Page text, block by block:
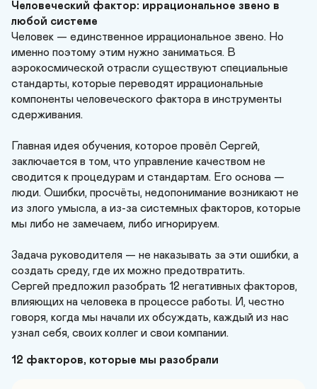
Человеческий фактор: иррациональное звено в
любой системе
Человек — единственное иррациональное звено. Но
именно поэтому этим нужно заниматься. В
аэрокосмической отрасли существуют специальные
стандарты, которые переводят иррациональные
компоненты человеческого фактора в инструменты
сдерживания.
Главная идея обучения, которое провёл Сергей,
заключается в том, что управление качеством не
сводится к процедурам и стандартам. Его основа —
люди. Ошибки, просчёты, недопонимание возникают не
из злого умысла, а из-за системных факторов, которые
мы либо не замечаем, либо игнорируем.
Задача руководителя — не наказывать за эти ошибки, а
создать среду, где их можно предотвратить.
Сергей предложил разобрать 12 негативных факторов,
влияющих на человека в процессе работы. И, честно
говоря, когда мы начали их обсуждать, каждый из нас
узнал себя, своих коллег и свои компании.
12 факторов, которые мы разобрали